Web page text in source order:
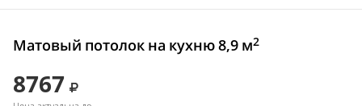
Матовый потолок на кухню 8,9 м2
8767